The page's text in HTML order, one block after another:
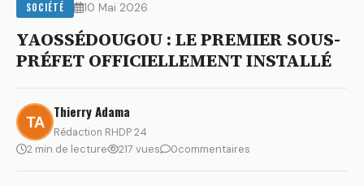
SOCIÉTÉ 10 Mai 2026
YAOSSÉDOUGOU : LE PREMIER SOUS-
PRÉFET OFFICIELLEMENT INSTALLÉ
Thierry Adama
Rédaction RHDP 24
2 min de lecture 217 vues 0commentaires